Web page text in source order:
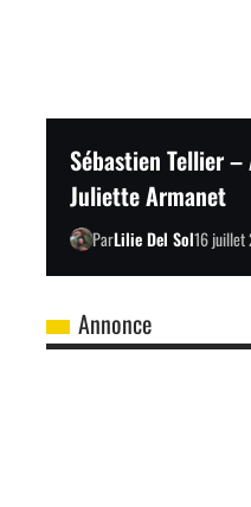
Sébastien Tellier
Juliette Armanet
ParLilie Del Sol16 juillet
Annonce